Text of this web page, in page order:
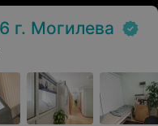
г. Могилева